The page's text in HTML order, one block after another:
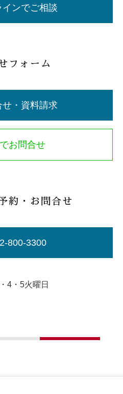
インでご相談
フォーム
せ・資料請求
でお問合せ
約・お問合せ
800-3300
4・5火曜日